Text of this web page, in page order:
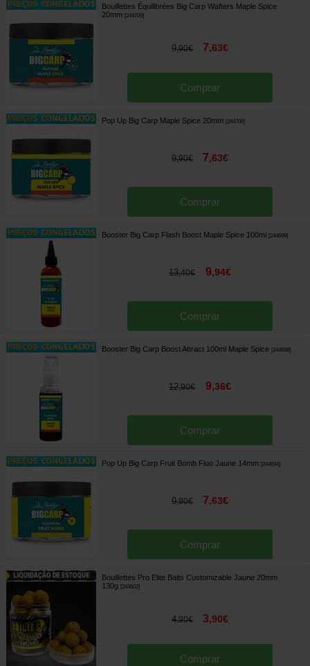
Bouillettes Équilibrées Big Carp Wafters Maple Spice
20mm
244709]
9,90€ 7,63€
Comprar
Pop Up Big Carp Maple Spice 20mm 244706]
9,90€ 7,63€
Comprar
Booster Big Carp Flash Boost Maple Spice 100ml 244699]
13,40€ 9,94€
Comprar
Booster Big Carp Boost Attract 100ml Maple Spice 244698]
12,90€ 9,36€
Comprar
Pop Up Big Carp Fruit Bomb Fluo Jaune 14mm 244694]
9,90€ 7,63€
Comprar
Bouillettes Pro Elite Baits Customizable Jaune 20mm
130g
244602]
4,90€ 3,90€
Comprar